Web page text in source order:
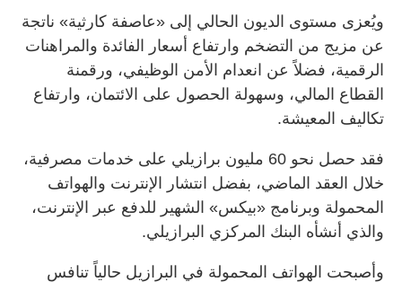
ويُعزى مستوى الديون الحالي إلى «عاصفة كارثية» ناتجة
عن مزيج من التضخم وارتفاع أسعار الفائدة والمراهنات
الرقمية، فضلاً عن انعدام الأمن الوظيفي، ورقمنة
القطاع المالي، وسهولة الحصول على الائتمان، وارتفاع
تكاليف المعيشة.
فقد حصل نحو 60 مليون برازيلي على خدمات مصرفية،
خلال العقد الماضي، بفضل انتشار الإنترنت والهواتف
المحمولة وبرنامج «بيكس» الشهير للدفع عبر الإنترنت،
والذي أنشأه البنك المركزي البرازيلي.
وأصبحت الهواتف المحمولة في البرازيل حالياً تنافس